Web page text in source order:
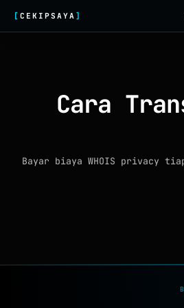
[ CEKIPSAYA ]
Cara
Bayar biaya WHOIS privacy